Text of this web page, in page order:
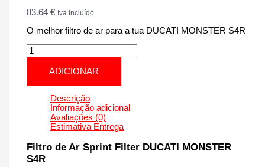
83.64€ Iva Incluído
O melhor filtro de ar para a tua DUCATI MONSTER S4R
Quantidade
de
DUCATI
MONSTER
S4R
PM10S
de
2005
até
ADICIONAR
Descrição
Informação adicional
Avaliações (0)
Estimativa Entrega
Filtro de Ar Sprint Filter DUCATI MONSTER
S4R